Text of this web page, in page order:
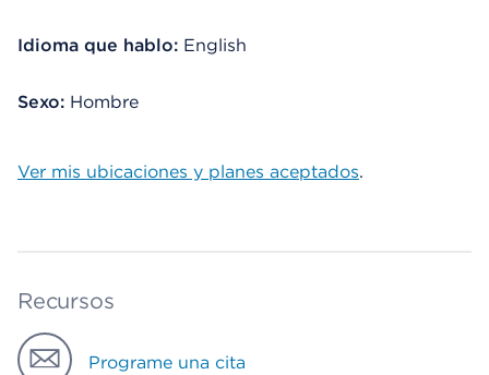
Idioma que hablo: English
Sexo: Hombre
Ver mis ubicaciones y planes aceptados.
Recursos
Programe una cita